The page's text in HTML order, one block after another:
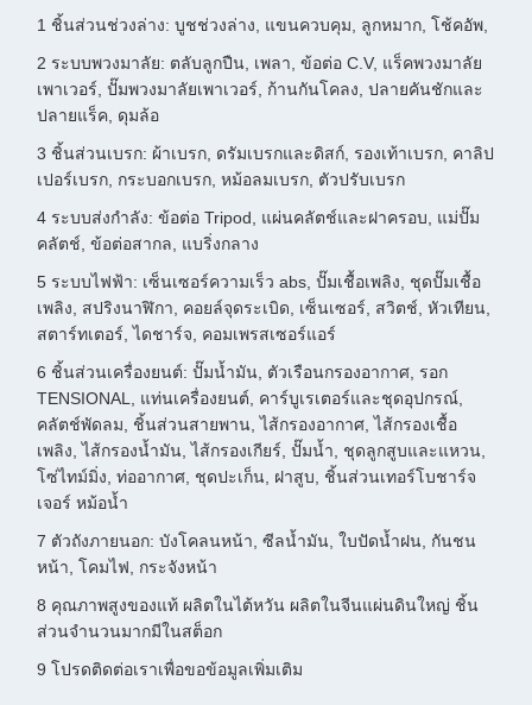
1 ชิ้นส่วนช่วงล่าง: บูชช่วงล่าง, แขนควบคุม, ลูกหมาก, โช้คอัพ,
2 ระบบพวงมาลัย: ตลับลูกปืน, เพลา, ข้อต่อ C.V, แร็คพวงมาลัย
เพาเวอร์, ปั๊มพวงมาลัยเพาเวอร์, ก้านกันโคลง, ปลายคันชักและ
ปลายแร็ค, ดุมล้อ
3 ชิ้นส่วนเบรก: ผ้าเบรก, ดรัมเบรกและดิสก์, รองเท้าเบรก, คาลิป
เปอร์เบรก, กระบอกเบรก, หม้อลมเบรก, ตัวปรับเบรก
4 ระบบส่งกำลัง: ข้อต่อ Tripod, แผ่นคลัตช์และฝาครอบ, แม่ปั๊ม
คลัตช์, ข้อต่อสากล, แบริ่งกลาง
5 ระบบไฟฟ้า: เซ็นเซอร์ความเร็ว abs, ปั๊มเชื้อเพลิง, ชุดปั๊มเชื้อ
เพลิง, สปริงนาฬิกา, คอยล์จุดระเบิด, เซ็นเซอร์, สวิตช์, หัวเทียน,
สตาร์ทเตอร์, ไดชาร์จ, คอมเพรสเซอร์แอร์
6 ชิ้นส่วนเครื่องยนต์: ปั๊มน้ำมัน, ตัวเรือนกรองอากาศ, รอก
TENSIONAL, แท่นเครื่องยนต์, คาร์บูเรเตอร์และชุดอุปกรณ์,
คลัตช์พัดลม, ชิ้นส่วนสายพาน, ไส้กรองอากาศ, ไส้กรองเชื้อ
เพลิง, ไส้กรองน้ำมัน, ไส้กรองเกียร์, ปั๊มน้ำ, ชุดลูกสูบและแหวน,
โซ่ไทม์มิ่ง, ท่ออากาศ, ชุดปะเก็น, ฝาสูบ, ชิ้นส่วนเทอร์โบชาร์จ
เจอร์ หม้อน้ำ
7 ตัวถังภายนอก: บังโคลนหน้า, ซีลน้ำมัน, ใบปัดน้ำฝน, กันชน
หน้า, โคมไฟ, กระจังหน้า
8 คุณภาพสูงของแท้ ผลิตในไต้หวัน ผลิตในจีนแผ่นดินใหญ่ ชิ้น
ส่วนจำนวนมากมีในสต็อก
9 โปรดติดต่อเราเพื่อขอข้อมูลเพิ่มเติม